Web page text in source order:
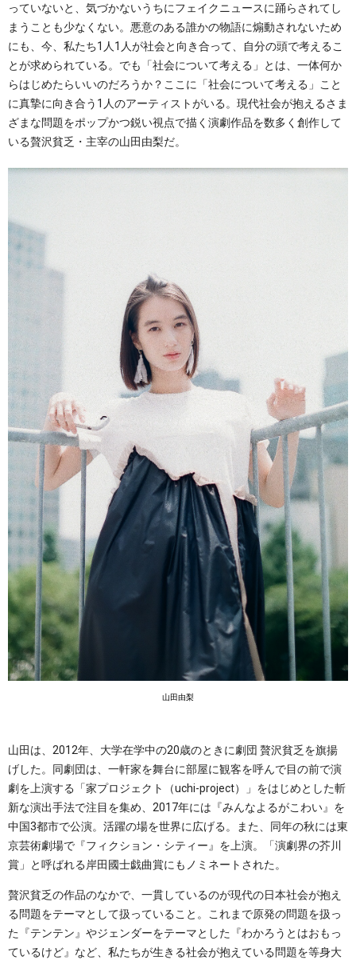
っていないと、気づかないうちにフェイクニュースに踊らされてし
まうことも少なくない。悪意のある誰かの物語に煽動されないため
にも、今、私たち1人1人が社会と向き合って、自分の頭で考えるこ
とが求められている。でも「社会について考える」とは、一体何か
らはじめたらいいのだろうか？ここに「社会について考える」こと
に真摯に向き合う1人のアーティストがいる。現代社会が抱えるさま
ざまな問題をポップかつ鋭い視点で描く演劇作品を数多く創作して
いる贅沢貧乏・主宰の山田由梨だ。
山田由梨
山田は、2012年、大学在学中の20歳のときに劇団 贅沢貧乏を旗揚
げした。同劇団は、一軒家を舞台に部屋に観客を呼んで目の前で演
劇を上演する「家プロジェクト（uchi-project）」をはじめとした斬
新な演出手法で注目を集め、2017年には『みんなよるがこわい』を
中国3都市で公演。活躍の場を世界に広げる。また、同年の秋には東
京芸術劇場で『フィクション・シティー』を上演。「演劇界の芥川
賞」と呼ばれる岸田國士戯曲賞にもノミネートされた。
贅沢貧乏の作品のなかで、一貫しているのが現代の日本社会が抱え
る問題をテーマとして扱っていること。これまで原発の問題を扱っ
た『テンテン』やジェンダーをテーマとした『わかろうとはおもっ
ているけど』など、私たちが生きる社会が抱えている問題を等身大